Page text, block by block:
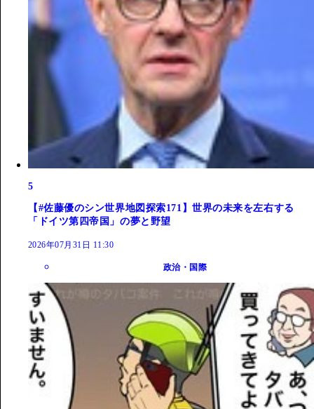
5
【#佐藤優のシン世界地図探索171】世界の未来を左右する
「ドイツ第四帝国」の夢と野望
2026年07月31日 11:30
政治・国際